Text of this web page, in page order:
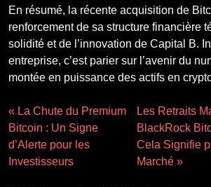
En résumé, la récente acquisition de
renforcement de sa structure financière
solidité et de l’innovation de Capital B.
entreprise, c’est parier sur l’avenir du
montée en puissance des actifs en
« La Chute du Premium
Bitcoin : Un Signe
d’Alerte pour les
Investisseurs
Les Retraits
BlackRock
Cela Signifie
Marché »